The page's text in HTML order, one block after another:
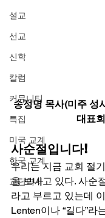
설교
선교
신학
칼럼
커뮤니티
특집
미국 교계
한국 교계
교단역사
송정명 목사(미주 성
대표
사순절입니다!
우리는 지금 교회 절
을 보내고 있다. 사순
라고 부르고 있는데
Lenten이나 “길다”라